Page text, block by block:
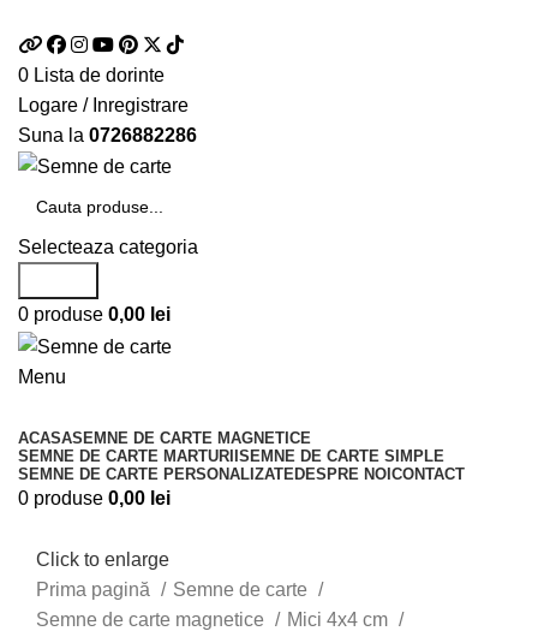
0 Lista de dorinte
Logare / Inregistrare
Suna la 0726882286
Selecteaza categoria
0 produse 0,00 lei
Menu
ACASASEMNE DE CARTE MAGNETICE
SEMNE DE CARTE MARTURIISEMNE DE CARTE SIMPLE
SEMNE DE CARTE PERSONALIZATEDESPRE NOICONTACT
0 produse 0,00 lei
Click to enlarge
Prima pagină
Semne de carte
Semne de carte magnetice
Mici 4x4 cm